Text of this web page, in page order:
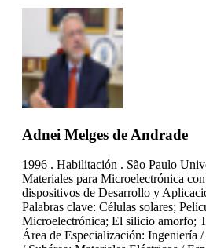
Adnei Melges de Andrade
1996 . Habilitación . São Paulo
Materiales para Microelectrónica
dispositivos de Desarrollo y
Palabras clave: Células solares;
Microelectrónica; El silicio amorfo;
Área de Especialización: Ingeniería